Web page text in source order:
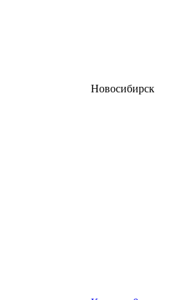
Новосибирск